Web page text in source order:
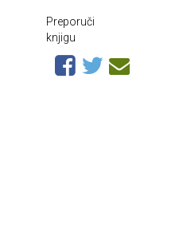
Preporuči
knjigu